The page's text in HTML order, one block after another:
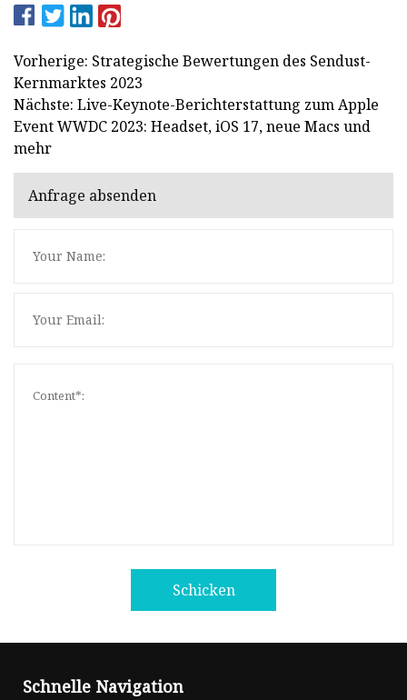
Vorherige: Strategische Bewertungen des Sendust-
Kernmarktes 2023
Nächste: Live-Keynote-Berichterstattung zum Apple
Event WWDC 2023: Headset, iOS 17, neue Macs und
mehr
Anfrage absenden
Schicken
Schnelle Navigation